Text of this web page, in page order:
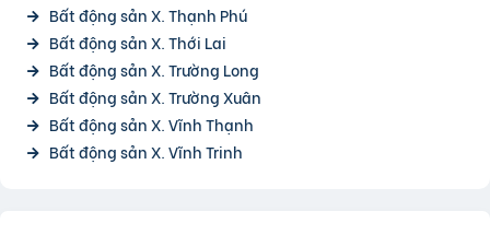
Bất động sản X. Thạnh Phú
Bất động sản X. Thới Lai
Bất động sản X. Trường Long
Bất động sản X. Trường Xuân
Bất động sản X. Vĩnh Thạnh
Bất động sản X. Vĩnh Trinh